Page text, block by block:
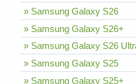
» Samsung Galaxy S26
» Samsung Galaxy S26+
» Samsung Galaxy S26
» Samsung Galaxy S25
» Samsung Galaxy S25+